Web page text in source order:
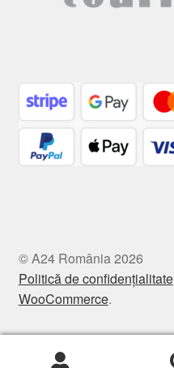
© A24 România 2026
Politică de confidențialitate
WooCommerce.